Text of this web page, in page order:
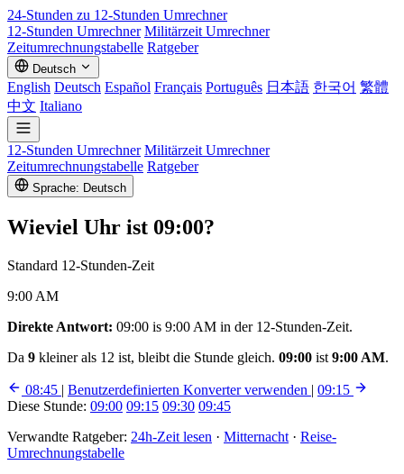
24-Stunden zu 12-Stunden Umrechner
12-Stunden Umrechner Militärzeit Umrechner
Zeitumrechnungstabelle Ratgeber
Deutsch
English Deutsch Español Français Português 日本語 한국어 繁體
中文 Italiano
12-Stunden Umrechner Militärzeit Umrechner
Zeitumrechnungstabelle Ratgeber
Sprache: Deutsch
Wieviel Uhr ist 09:00?
Standard 12-Stunden-Zeit
9:00 AM
Direkte Antwort: 09:00 is 9:00 AM in der 12-Stunden-Zeit.
Da 9 kleiner als 12 ist, bleibt die Stunde gleich. 09:00 ist 9:00 AM.
08:45 | Benutzerdefinierten Konverter verwenden | 09:15
Diese Stunde: 09:00 09:15 09:30 09:45
Verwandte Ratgeber: 24h-Zeit lesen · Mitternacht · Reise-
Umrechnungstabelle